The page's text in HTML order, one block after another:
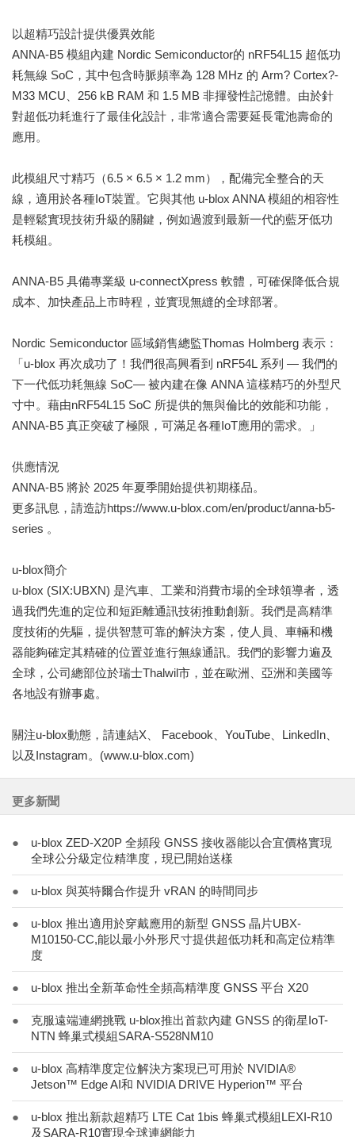
以超精巧設計提供優異效能
ANNA-B5 模組內建 Nordic Semiconductor的 nRF54L15 超低功
耗無線 SoC，其中包含時脈頻率為 128 MHz 的 Arm? Cortex?-
M33 MCU、256 kB RAM 和 1.5 MB 非揮發性記憶體。由於針
對超低功耗進行了最佳化設計，非常適合需要延長電池壽命的
應用。
此模組尺寸精巧（6.5 × 6.5 × 1.2 mm），配備完全整合的天
線，適用於各種IoT裝置。它與其他 u-blox ANNA 模組的相容性
是輕鬆實現技術升級的關鍵，例如過渡到最新一代的藍牙低功
耗模組。
ANNA-B5 具備專業級 u-connectXpress 軟體，可確保降低合規
成本、加快產品上市時程，並實現無縫的全球部署。
Nordic Semiconductor 區域銷售總監Thomas Holmberg 表示：
「u-blox 再次成功了！我們很高興看到 nRF54L 系列 — 我們的
下一代低功耗無線 SoC— 被內建在像 ANNA 這樣精巧的外型尺
寸中。藉由nRF54L15 SoC 所提供的無與倫比的效能和功能，
ANNA-B5 真正突破了極限，可滿足各種IoT應用的需求。」
供應情況
ANNA-B5 將於 2025 年夏季開始提供初期樣品。
更多訊息，請造訪https://www.u-blox.com/en/product/anna-b5-
series 。
u-blox簡介
u-blox (SIX:UBXN) 是汽車、工業和消費市場的全球領導者，透
過我們先進的定位和短距離通訊技術推動創新。我們是高精準
度技術的先驅，提供智慧可靠的解決方案，使人員、車輛和機
器能夠確定其精確的位置並進行無線通訊。我們的影響力遍及
全球，公司總部位於瑞士Thalwil市，並在歐洲、亞洲和美國等
各地設有辦事處。
關注u-blox動態，請連結X、 Facebook、YouTube、LinkedIn、
以及Instagram。(www.u-blox.com)
更多新聞
●
u-blox ZED-X20P 全頻段 GNSS 接收器能以合宜價格實現
全球公分級定位精準度，現已開始送樣
● u-blox 與英特爾合作提升 vRAN 的時間同步
●
u-blox 推出適用於穿戴應用的新型 GNSS 晶片UBX-
M10150-CC,能以最小外形尺寸提供超低功耗和高定位精準
度
● u-blox 推出全新革命性全頻高精準度 GNSS 平台 X20
●
克服遠端連網挑戰 u-blox推出首款內建 GNSS 的衛星IoT-
NTN 蜂巢式模組SARA-S528NM10
●
u-blox 高精準度定位解決方案現已可用於 NVIDIA®
Jetson™ Edge AI和 NVIDIA DRIVE Hyperion™ 平台
●
u-blox 推出新款超精巧 LTE Cat 1bis 蜂巢式模組LEXI-R10
及SARA-R10實現全球連網能力